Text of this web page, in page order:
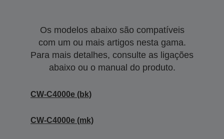
Os modelos abaixo são compatíveis
com um ou mais artigos nesta gama.
Para mais detalhes, consulte as ligações
abaixo ou o manual do produto.
CW-C4000e (bk)
CW-C4000e (mk)